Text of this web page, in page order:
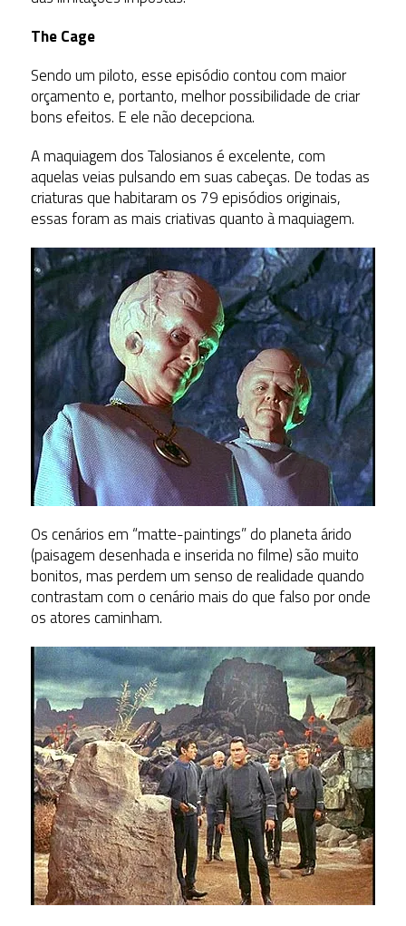
The Cage
Sendo um piloto, esse episódio contou com maior
orçamento e, portanto, melhor possibilidade de criar
bons efeitos. E ele não decepciona.
A maquiagem dos Talosianos é excelente, com
aquelas veias pulsando em suas cabeças. De todas as
criaturas que habitaram os 79 episódios originais,
essas foram as mais criativas quanto à maquiagem.
Os cenários em “matte-paintings” do planeta árido
(paisagem desenhada e inserida no filme) são muito
bonitos, mas perdem um senso de realidade quando
contrastam com o cenário mais do que falso por onde
os atores caminham.